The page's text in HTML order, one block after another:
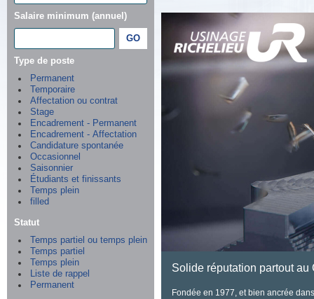
Salaire minimum (annuel)
Type de poste
Permanent
Temporaire
Affectation ou contrat
Stage
Encadrement - Permanent
Encadrement - Affectation
Candidature spontanée
Occasionnel
Saisonnier
Étudiants et finissants
Temps plein
filled
Statut
Temps partiel ou temps plein
Temps partiel
Temps plein
Liste de rappel
Permanent
Solide réputation partout
Fondée en 1977, et bien ancrée